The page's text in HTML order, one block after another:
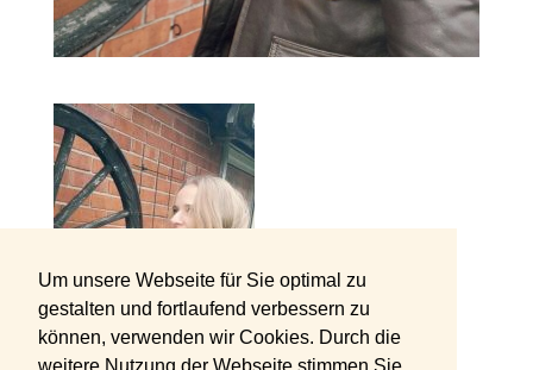
Um unsere Webseite für Sie optimal zu
gestalten und fortlaufend verbessern zu
können, verwenden wir Cookies. Durch die